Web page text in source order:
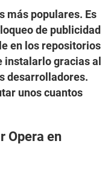
más populares. Es
de publicidad
en los repositorios
instalarlo gracias al
desarrolladores.
unos cuantos
Opera en